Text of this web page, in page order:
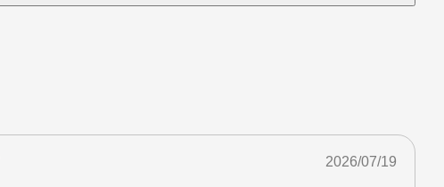
2026/07/19